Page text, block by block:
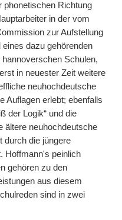
phonetischen Richtung
in der vom
zur Aufstellung
dazu gehörenden
Schulen,
in neuester Zeit weitere
neuhochdeutsche
Auflagen erlebt; ebenfalls
der Logik“ und die
ältere neuhochdeutsche
durch die jüngere
Hoffmann's peinlich
gehören zu den
aus diesem
sind in zwei